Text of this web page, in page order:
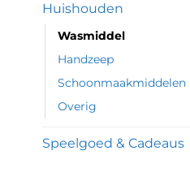
Huishouden
Wasmiddel
Handzeep
Schoonmaakmiddelen
Overig
Speelgoed & Cadeaus